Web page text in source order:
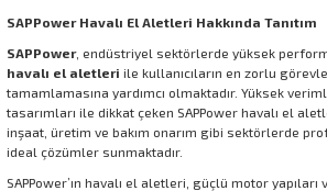
SAPPower Havalı El Aletleri Hakkında Tanıtım
SAPPower, endüstriyel sektörlerde yüksek
havalı el aletleri ile kullanıcıların en zorlu
tamamlamasına yardımcı olmaktadır. Yüksek
tasarımları ile dikkat çeken SAPPower havalı el
inşaat, üretim ve bakım onarım gibi sektörlerde
ideal çözümler sunmaktadır.
SAPPower’ın havalı el aletleri, güçlü motor yapıları